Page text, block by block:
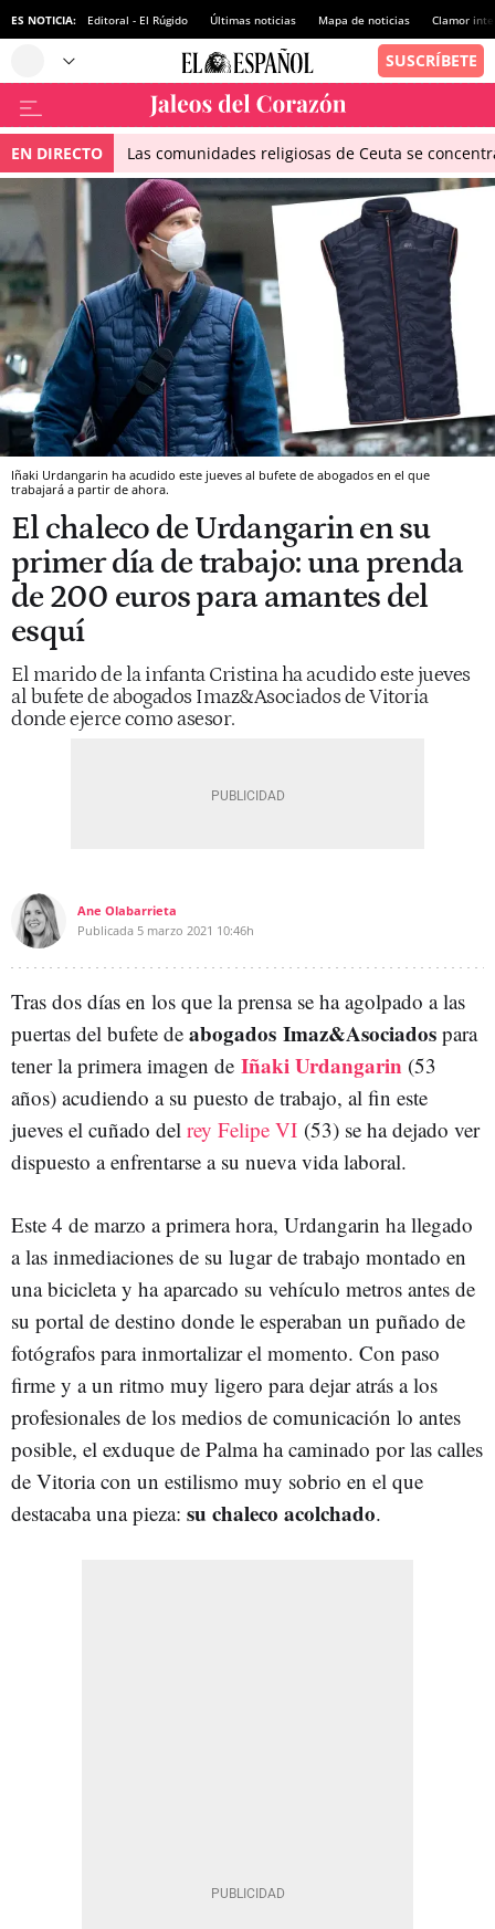
ES NOTICIA: Editoral - El Rúgido Últimas noticias Mapa de noticias Clamor
EN DIRECTO Las comunidades religiosas de Ceuta se
Iñaki Urdangarin ha acudido este jueves al bufete de abogados en el que
trabajará a partir de ahora.
El chaleco de Urdangarin en su
primer día de trabajo: una prenda
de 200 euros para amantes del
esquí
El marido de la infanta Cristina ha acudido este jueves
al bufete de abogados Imaz&Asociados de Vitoria
donde ejerce como asesor.
Ane Olabarrieta
Publicada 5 marzo 2021 10:46h
Tras dos días en los que la prensa se ha agolpado a las
puertas del bufete de abogados Imaz&Asociados para
tener la primera imagen de Iñaki Urdangarin (53
años) acudiendo a su puesto de trabajo, al fin este
jueves el cuñado del rey Felipe VI (53) se ha dejado ver
dispuesto a enfrentarse a su nueva vida laboral.
Este 4 de marzo a primera hora, Urdangarin ha llegado
a las inmediaciones de su lugar de trabajo montado en
una bicicleta y ha aparcado su vehículo metros antes de
su portal de destino donde le esperaban un puñado de
fotógrafos para inmortalizar el momento. Con paso
firme y a un ritmo muy ligero para dejar atrás a los
profesionales de los medios de comunicación lo antes
posible, el exduque de Palma ha caminado por las calles
de Vitoria con un estilismo muy sobrio en el que
destacaba una pieza: su chaleco acolchado.